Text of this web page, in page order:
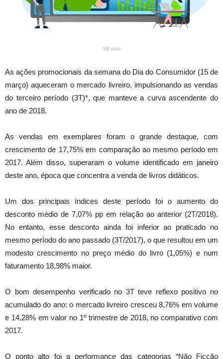
SB post
As ações promocionais da semana do Dia do Consumidor (15 de
março) aqueceram o mercado livreiro, impulsionando as vendas
do terceiro período (3T)*, que manteve a curva ascendente do
ano de 2018.
As vendas em exemplares foram o grande destaque, com
crescimento de 17,75% em comparação ao mesmo período em
2017. Além disso, superaram o volume identificado em janeiro
deste ano, época que concentra a venda de livros didáticos.
Um dos principais índices deste período foi o aumento do
desconto médio de 7,07% pp em relação ao anterior (2T/2018).
No entanto, esse desconto ainda foi inferior ao praticado no
mesmo período do ano passado (3T/2017), o que resultou em um
modesto crescimento no preço médio do livro (1,05%) e num
faturamento 18,98% maior.
O bom desempenho verificado no 3T teve reflexo positivo no
acumulado do ano: o mercado livreiro cresceu 8,76% em volume
e 14,28% em valor no 1º trimestre de 2018, no comparativo com
2017.
O ponto alto foi a performance das categorias “Não Ficção